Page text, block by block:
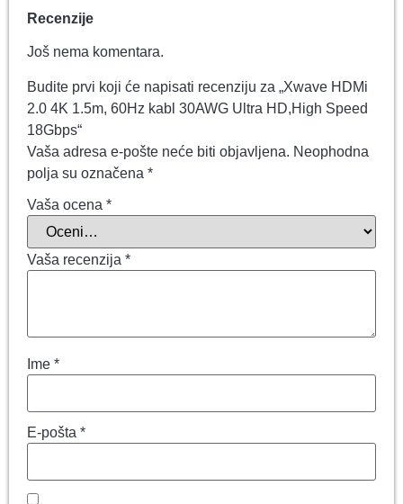
Recenzije
Još nema komentara.
Budite prvi koji će napisati recenziju za „Xwave HDMi
2.0 4K 1.5m, 60Hz kabl 30AWG Ultra HD,High Speed
18Gbps“
Vaša adresa e-pošte neće biti objavljena. Neophodna
polja su označena *
Vaša ocena *
Vaša recenzija *
Ime *
E-pošta *